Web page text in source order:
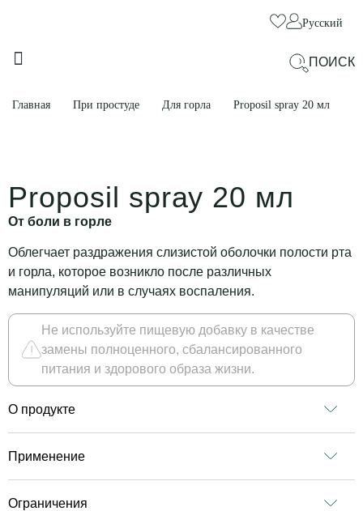
Русский
ПОИСК
Главная При простуде Для горла Proposil spray 20 мл
Proposil spray 20 мл
От боли в горле
Облегчает раздражения слизистой оболочки полости рта
и горла, которое возникло после различных
манипуляций или в случаях воспаления.
Не используйте пищевую добавку в качестве
замены полноценного, сбалансированного
питания и здорового образа жизни.
О продукте
Применение
Ограничения